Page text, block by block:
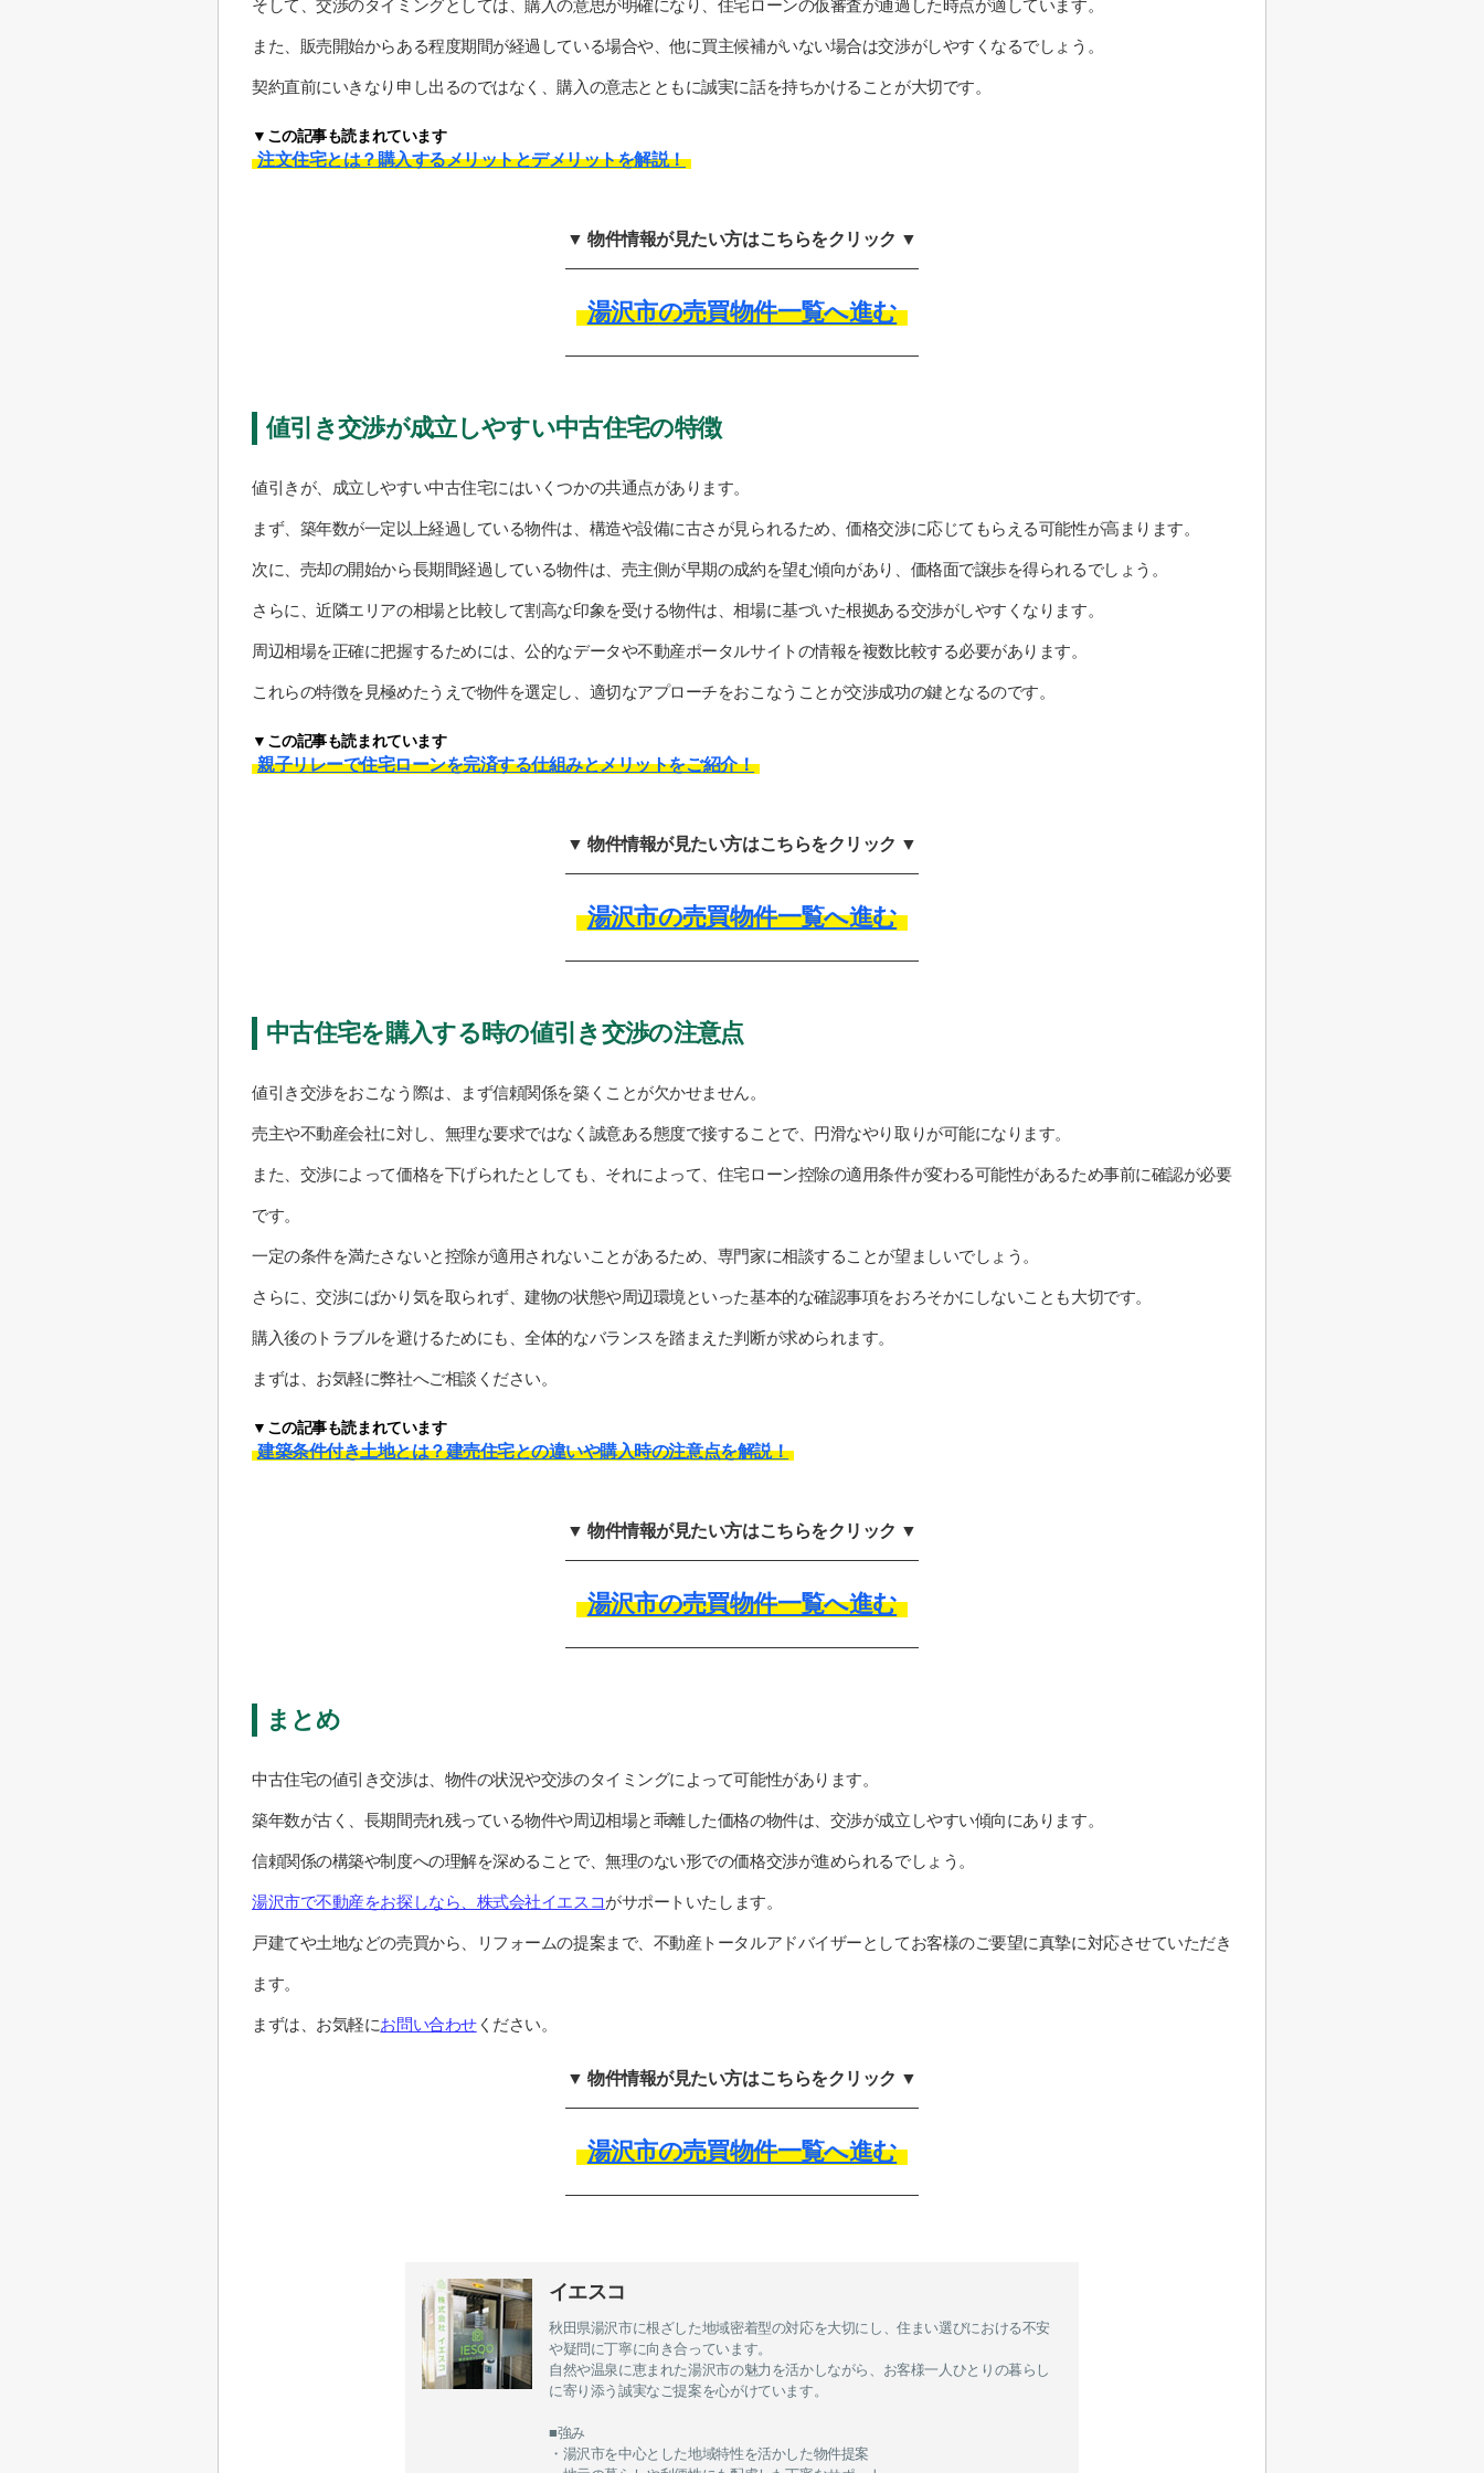
そして、交渉のタイミングとしては、購入の意思が明確になり、住宅ローンの仮審査が通過した時点が適しています。
また、販売開始からある程度期間が経過している場合や、他に買主候補がいない場合は交渉がしやすくなるでしょう。
契約直前にいきなり申し出るのではなく、購入の意志とともに誠実に話を持ちかけることが大切です。
▼この記事も読まれています
注文住宅とは？購入するメリットとデメリットを解説！
▼ 物件情報が見たい方はこちらをクリック ▼
湯沢市の売買物件一覧へ進む
値引き交渉が成立しやすい中古住宅の特徴
値引きが、成立しやすい中古住宅にはいくつかの共通点があります。
まず、築年数が一定以上経過している物件は、構造や設備に古さが見られるため、価格交渉に応じてもらえる可能性が高まります。
次に、売却の開始から長期間経過している物件は、売主側が早期の成約を望む傾向があり、価格面で譲歩を得られるでしょう。
さらに、近隣エリアの相場と比較して割高な印象を受ける物件は、相場に基づいた根拠ある交渉がしやすくなります。
周辺相場を正確に把握するためには、公的なデータや不動産ポータルサイトの情報を複数比較する必要があります。
これらの特徴を見極めたうえで物件を選定し、適切なアプローチをおこなうことが交渉成功の鍵となるのです。
▼この記事も読まれています
親子リレーで住宅ローンを完済する仕組みとメリットをご紹介！
▼ 物件情報が見たい方はこちらをクリック ▼
湯沢市の売買物件一覧へ進む
中古住宅を購入する時の値引き交渉の注意点
値引き交渉をおこなう際は、まず信頼関係を築くことが欠かせません。
売主や不動産会社に対し、無理な要求ではなく誠意ある態度で接することで、円滑なやり取りが可能になります。
また、交渉によって価格を下げられたとしても、それによって、住宅ローン控除の適用条件が変わる可能性があるため事前に確認が必要
です。
一定の条件を満たさないと控除が適用されないことがあるため、専門家に相談することが望ましいでしょう。
さらに、交渉にばかり気を取られず、建物の状態や周辺環境といった基本的な確認事項をおろそかにしないことも大切です。
購入後のトラブルを避けるためにも、全体的なバランスを踏まえた判断が求められます。
まずは、お気軽に弊社へご相談ください。
▼この記事も読まれています
建築条件付き土地とは？建売住宅との違いや購入時の注意点を解説！
▼ 物件情報が見たい方はこちらをクリック ▼
湯沢市の売買物件一覧へ進む
まとめ
中古住宅の値引き交渉は、物件の状況や交渉のタイミングによって可能性があります。
築年数が古く、長期間売れ残っている物件や周辺相場と乖離した価格の物件は、交渉が成立しやすい傾向にあります。
信頼関係の構築や制度への理解を深めることで、無理のない形での価格交渉が進められるでしょう。
湯沢市で不動産をお探しなら、株式会社イエスコがサポートいたします。
戸建てや土地などの売買から、リフォームの提案まで、不動産トータルアドバイザーとしてお客様のご要望に真摯に対応させていただき
ます。
まずは、お気軽にお問い合わせください。
▼ 物件情報が見たい方はこちらをクリック ▼
湯沢市の売買物件一覧へ進む
イエスコ
秋田県湯沢市に根ざした地域密着型の対応を大切にし、住まい選びにおける不安
や疑問に丁寧に向き合っています。
自然や温泉に恵まれた湯沢市の魅力を活かしながら、お客様一人ひとりの暮らし
に寄り添う誠実なご提案を心がけています。
■強み
・湯沢市を中心とした地域特性を活かした物件提案